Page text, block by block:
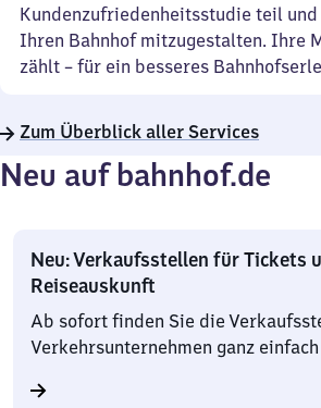
Kundenzufriedenheitsstudie teil und
Ihren Bahnhof mitzugestalten. Ihre
zählt – für ein besseres
Zum Überblick aller Services
Neu auf bahnhof.de
Neu: Verkaufsstellen für Tickets
Reiseauskunft
Ab sofort finden Sie die
Verkehrsunternehmen ganz